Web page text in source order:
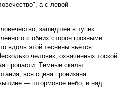
а с левой —
зашедшее в тупик
с обеих сторон грозными
вдоль этой теснины вьётся
человек, охваченных тоской
пропасти. Тёмные скалы
вся сцена пронизана
— штормовое небо, и над